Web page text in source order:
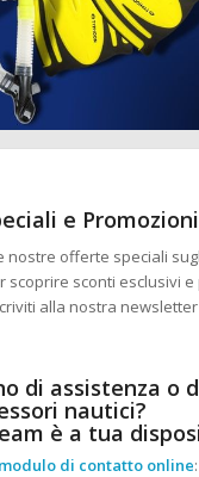
e Promozioni
nostre offerte speciali
scoprire sconti esclusivi
alla nostra
di assistenza o
nautici?
è a tua
di contatto online